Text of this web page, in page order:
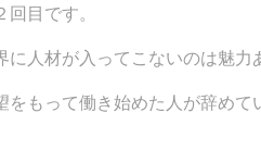
目です。
に人材が入ってこないのは魅力
をもって働き始めた人が辞め